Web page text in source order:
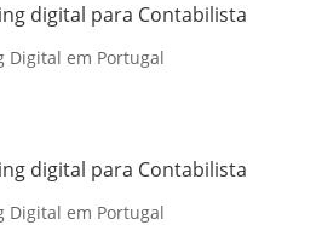
digital para Contabilista
Digital em Portugal
digital para Contabilista
Digital em Portugal